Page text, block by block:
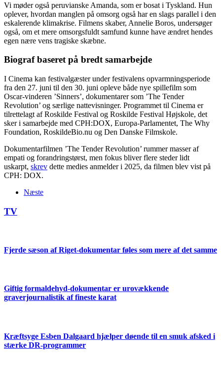
Vi møder også peruvianske Amanda, som er bosat i Tyskland. Hun
oplever, hvordan manglen på omsorg også har en slags parallel i den
eskalerende klimakrise. Filmens skaber, Annelie Boros, undersøger
også, om et mere omsorgsfuldt samfund kunne have ændret hendes
egen nære vens tragiske skæbne.
Biograf baseret på bredt samarbejde
I Cinema kan festivalgæster under festivalens opvarmningsperiode
fra den 27. juni til den 30. juni opleve både nye spillefilm som
Oscar-vinderen ’Sinners’, dokumentarer som ’The Tender
Revolution’ og særlige nattevisninger. Programmet til Cinema er
tilrettelagt af Roskilde Festival og Roskilde Festival Højskole, det
sker i samarbejde med CPH:DOX, Europa-Parlamentet, The Why
Foundation, RoskildeBio.nu og Den Danske Filmskole.
Dokumentarfilmen ’The Tender Revolution’ rummer masser af
empati og forandringstørst, men fokus bliver flere steder lidt
uskarpt, skrev dette medies anmelder i 2025, da filmen blev vist på
CPH: DOX.
Næste
TV
Fjerde sæson af Riget-dokumentar føles som mere af det samme
Giftig formaldehyd-dokumentar er urovækkende
graverjournalistik af fineste karat
Kræftsyge Esben Dalgaard hjælper døende til en smuk afsked i
stærke DR-programmer